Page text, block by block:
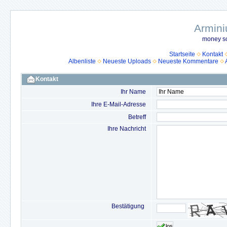
money
Startseite
Kontakt
Albenliste
Neueste Uploads Neueste Kommentare
Kontakt
Ihr Name
Ihre E-Mail-Adresse
Betreff
Ihre Nachricht
Bestätigung